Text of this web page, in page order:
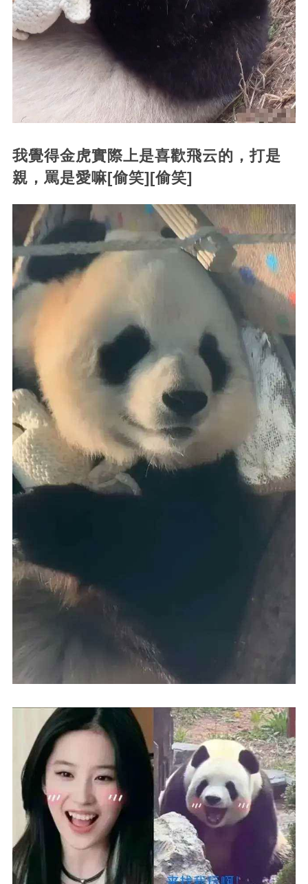
我覺得金虎實際上是喜歡飛云的，打是
親，罵是愛嘛[偷笑][偷笑]